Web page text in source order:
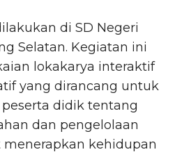
di SD Negeri
Selatan. Kegiatan ini
lokakarya interaktif
yang dirancang untuk
didik tentang
dan pengelolaan
kehidupan